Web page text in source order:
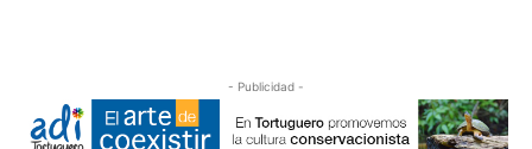
- Publicidad -